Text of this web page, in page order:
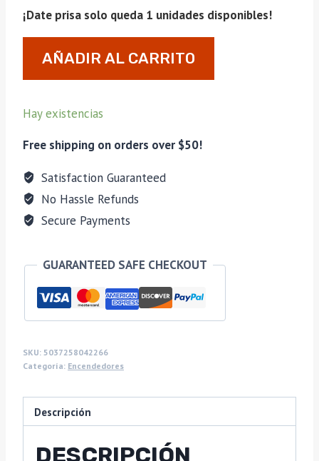
¡Date prisa solo queda 1 unidades disponibles!
Colibrí
Falcon
Black
cantidad
AÑADIR AL CARRITO
Hay existencias
Free shipping on orders over $50!
Satisfaction Guaranteed
No Hassle Refunds
Secure Payments
GUARANTEED SAFE CHECKOUT
SKU: 5037258042266
Categoría: Encendedores
Descripción
DESCRIPCIÓN